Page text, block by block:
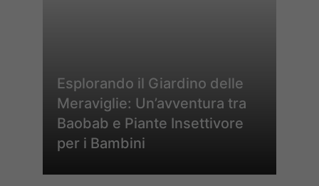
Esplorando il Giardino delle
Meraviglie: Un’avventura tra
Baobab e Piante Insettivore
per i Bambini